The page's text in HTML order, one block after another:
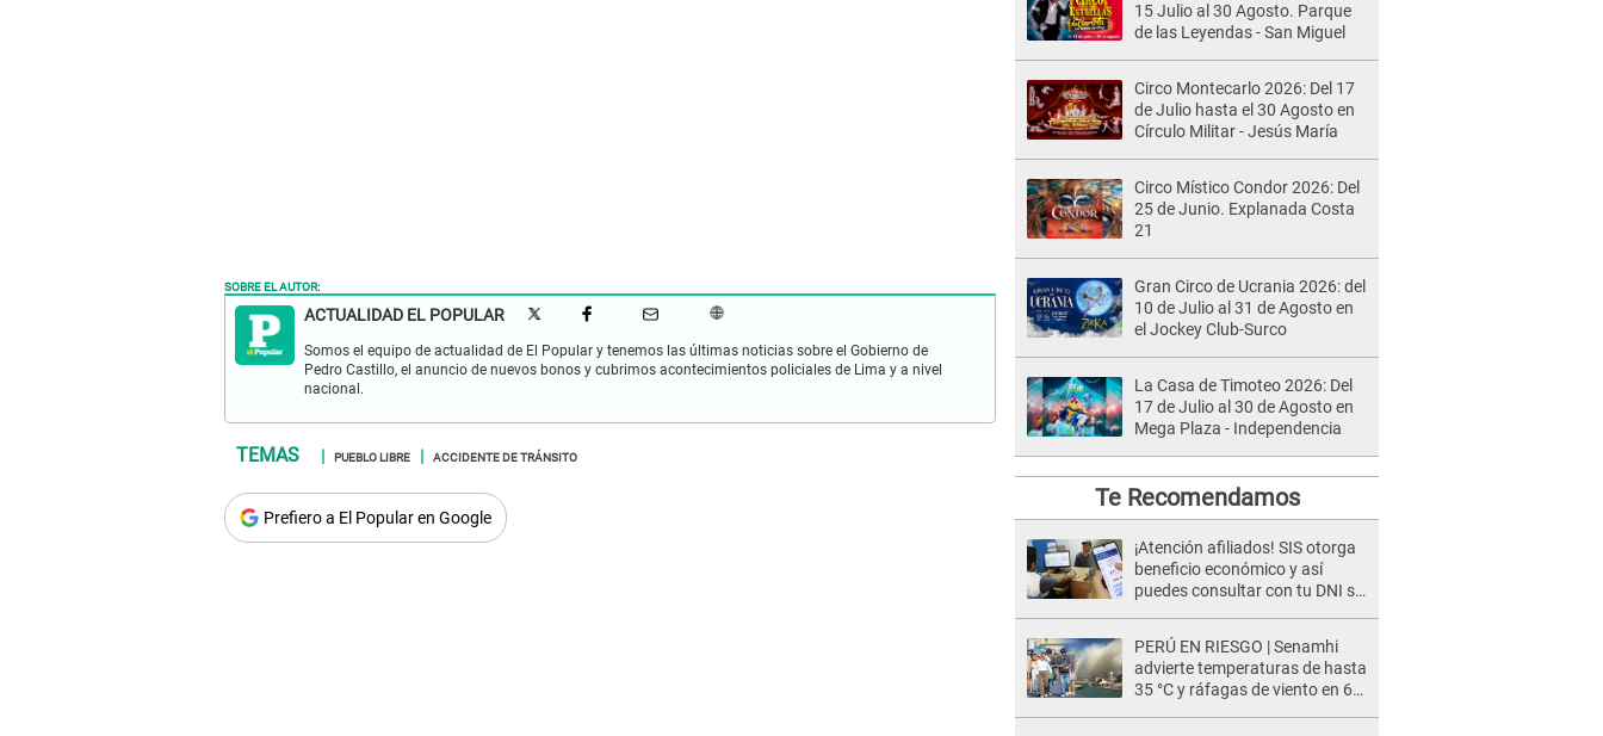
SOBRE EL AUTOR:
ACTUALIDAD EL POPULAR
Somos el equipo de actualidad de El Popular y tenemos las últimas noticias sobre el Gobierno de
Pedro Castillo, el anuncio de nuevos bonos y cubrimos acontecimientos policiales de Lima y a nivel
nacional.
PUEBLO LIBRE ACCIDENTE DE TRÁNSITO
Prefiero a El Popular en Google
15 Julio al 30 Agosto. Parque
de las Leyendas - San Miguel
Circo Montecarlo 2026: Del 17
de Julio hasta el 30 Agosto en
Círculo Militar - Jesús María
Circo Místico Condor 2026: Del
25 de Junio. Explanada Costa
21
Gran Circo de Ucrania 2026: del
10 de Julio al 31 de Agosto en
el Jockey Club-Surco
La Casa de Timoteo 2026: Del
17 de Julio al 30 de Agosto en
Mega Plaza - Independencia
Te Recomendamos
¡Atención afiliados! SIS otorga
beneficio económico y así
puedes consultar con tu DNI si
PERÚ EN RIESGO | Senamhi
advierte temperaturas de hasta
35 °C y ráfagas de viento en 6